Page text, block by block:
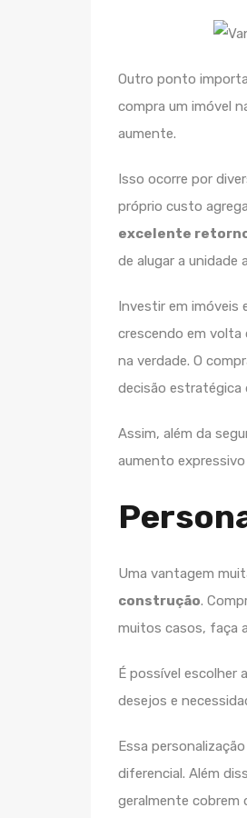
Outro ponto
compra um imóvel
aumente.
Isso ocorre por
próprio custo
excelente
de alugar a unidade
Investir em imóveis
crescendo em volta
na verdade. O
decisão estratégica
Assim, além da
aumento
Uma vantagem
construção.
muitos casos, faça
É possível escolher
desejos e
Essa personalização
diferencial. Além
geralmente cobrem